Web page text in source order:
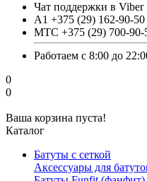
Чат поддержки в Viber
А1 +375 (29) 162-90-50
МТС +375 (29) 700-90-
Работаем с 8:00 до
0
0
Ваша корзина пуста!
Каталог
Батуты с сеткой
Аксессуары для